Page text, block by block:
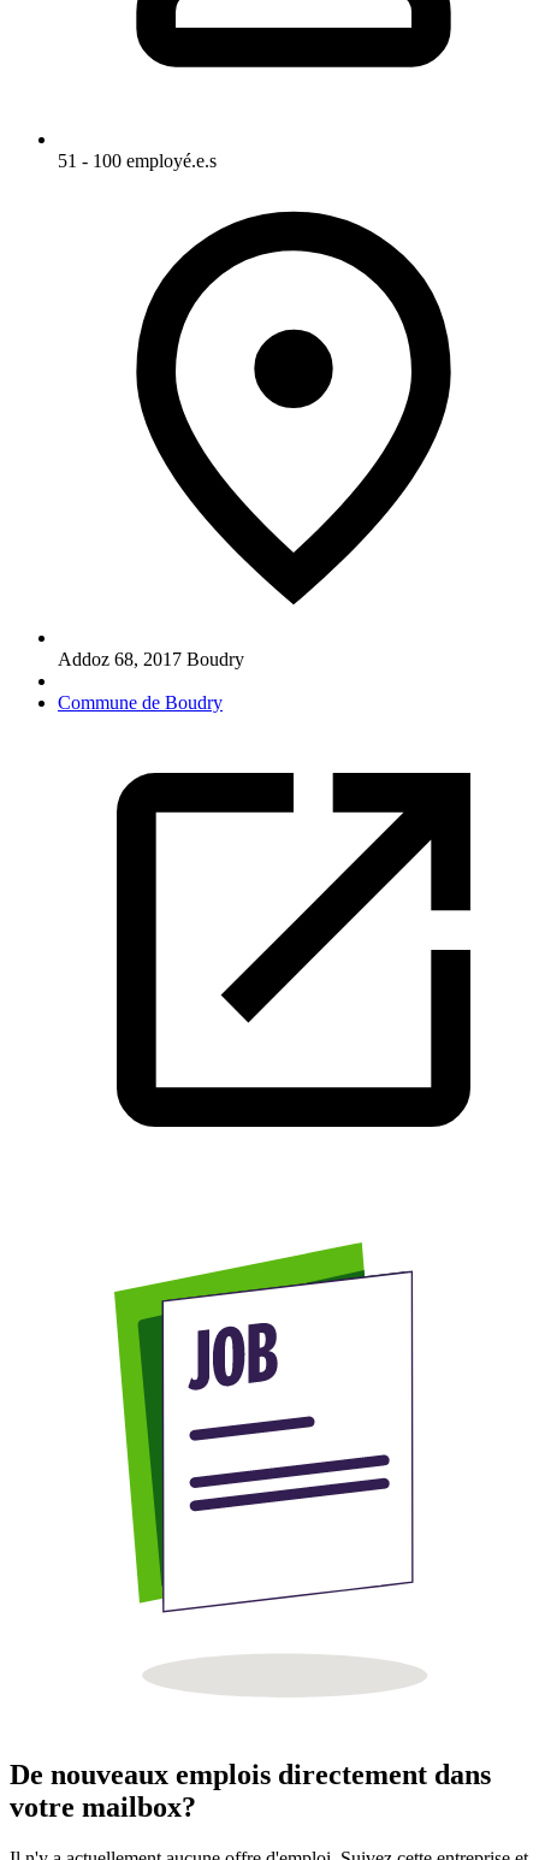
51 - 100 employé.e.s
Addoz 68, 2017 Boudry
Commune de Boudry
De nouveaux emplois directement dans
votre mailbox?